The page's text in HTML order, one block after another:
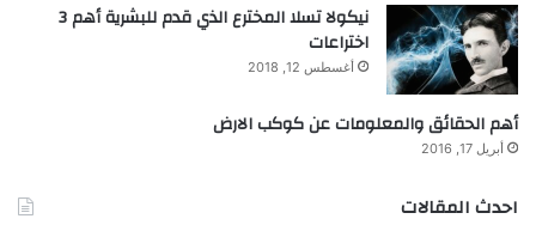
نيكولا تسلا المخترع الذي قدم للبشرية أهم 3
اختراعات
أغسطس 12, 2018
أهم الحقائق والمعلومات عن كوكب الارض
أبريل 17, 2016
احدث المقالات